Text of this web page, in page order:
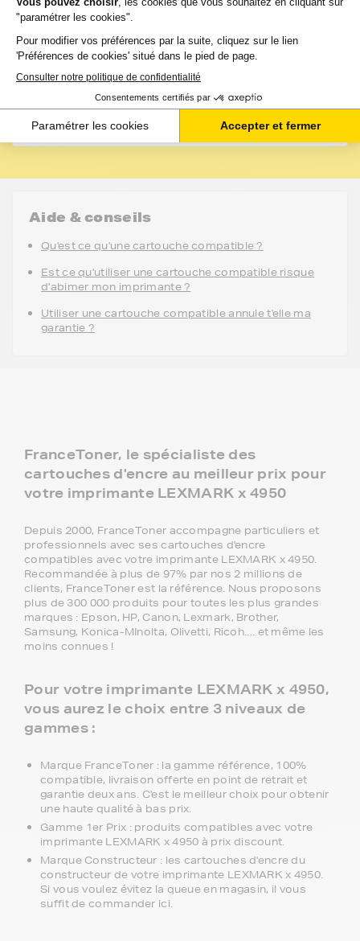
Toutes nos cartouches d'encre FranceToner sont
sélectionnées pour la qualité de l'encre et garanties
2 ans. 80% de nos clients choisissent ces
cartouches.
J'en profite
Aide & conseils
Qu'est ce qu'une cartouche compatible ?
Est ce qu'utiliser une cartouche compatible risque
d'abimer mon imprimante ?
Utiliser une cartouche compatible annule t'elle ma
garantie ?
FranceToner, le spécialiste des
cartouches d'encre au meilleur prix pour
votre imprimante LEXMARK x 4950
Depuis 2000, FranceToner accompagne particuliers et
professionnels avec ses cartouches d'encre
compatibles avec votre imprimante LEXMARK x 4950.
Recommandée à plus de 97% par nos 2 millions de
clients, FranceToner est la référence. Nous proposons
plus de 300 000 produits pour toutes les plus grandes
marques : Epson, HP, Canon, Lexmark, Brother,
Samsung, Konica-MInolta, Olivetti, Ricoh.... et même les
moins connues !
Pour votre imprimante LEXMARK x 4950,
vous aurez le choix entre 3 niveaux de
gammes :
Marque FranceToner : la gamme référence, 100%
compatible, livraison offerte en point de retrait et
garantie deux ans. C'est le meilleur choix pour obtenir
une haute qualité à bas prix.
Gamme 1er Prix : produits compatibles avec votre
imprimante LEXMARK x 4950 à prix discount.
Marque Constructeur : les cartouches d'encre du
constructeur de votre imprimante LEXMARK x 4950.
Si vous voulez évitez la queue en magasin, il vous
suffit de commander ici.